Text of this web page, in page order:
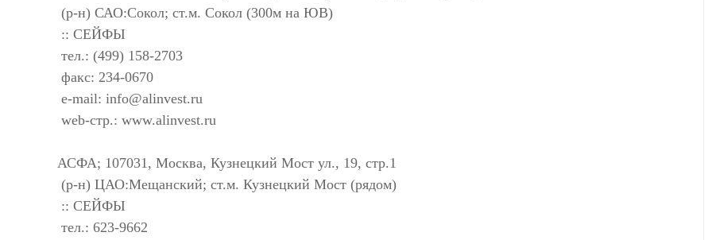
(р-н) САО:Сокол; ст.м. Сокол (300м на ЮВ)
:: СЕЙФЫ
тел.: (499) 158-2703
факс: 234-0670
e-mail: info@alinvest.ru
web-стр.: www.alinvest.ru
АСФА; 107031, Москва, Кузнецкий Мост ул., 19, стр.1
(р-н) ЦАО:Мещанский; ст.м. Кузнецкий Мост (рядом)
:: СЕЙФЫ
тел.: 623-9662